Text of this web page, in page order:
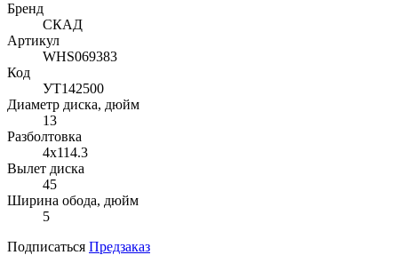
Бренд
СКАД
Артикул
WHS069383
Код
УТ142500
Диаметр диска, дюйм
13
Разболтовка
4x114.3
Вылет диска
45
Ширина обода, дюйм
5
Подписаться Предзаказ